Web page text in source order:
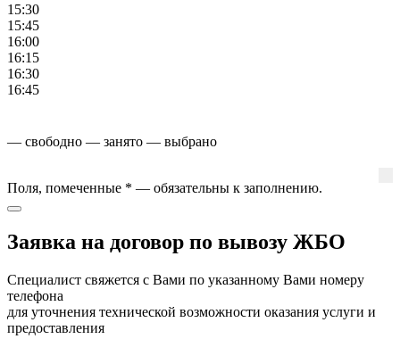
15:30
15:45
16:00
16:15
16:30
16:45
— свободно — занято — выбрано
Поля, помеченные * — обязательны к заполнению.
Заявка на договор по вывозу ЖБО
Специалист свяжется с Вами по указанному Вами номеру
телефона
для уточнения технической возможности оказания услуги и
предоставления